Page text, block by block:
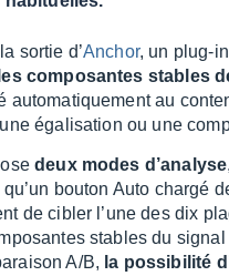
sortie d’Anchor, un plug-
compo­santes stables
auto­ma­tique­ment au
égali­sa­tion ou une
deux modes d’ana­lyse
qu’un bouton Auto chargé
de cibler l’une des dix
stables du
A/B, la possi­bi­lité